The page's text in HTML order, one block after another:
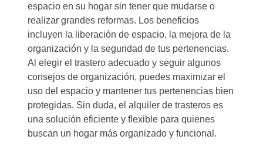
espacio en su hogar sin tener que mudarse o
realizar grandes reformas. Los beneficios
incluyen la liberación de espacio, la mejora de la
organización y la seguridad de tus pertenencias.
Al elegir el trastero adecuado y seguir algunos
consejos de organización, puedes maximizar el
uso del espacio y mantener tus pertenencias bien
protegidas. Sin duda, el alquiler de trasteros es
una solución eficiente y flexible para quienes
buscan un hogar más organizado y funcional.